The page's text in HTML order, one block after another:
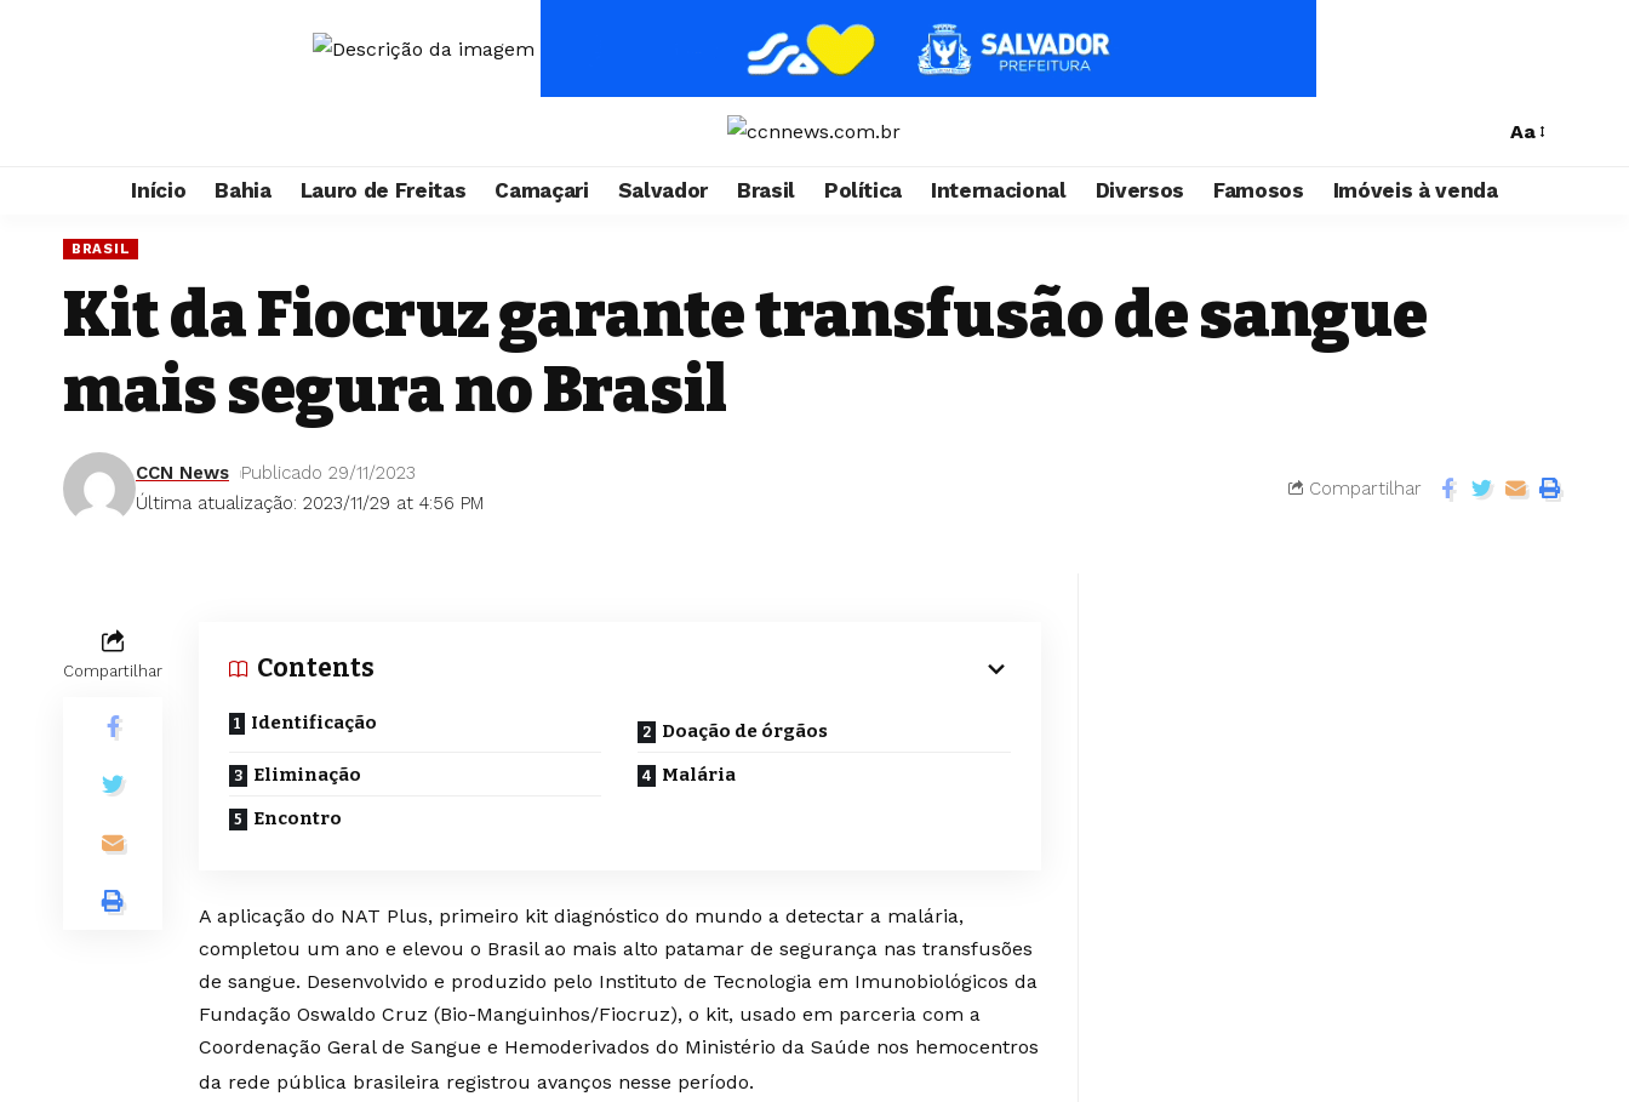
Aa
Início Bahia Lauro de Freitas Camaçari Salvador Brasil Política Internacional Diversos Famosos Imóveis à venda
BRASIL
Kit da Fiocruz garante transfusão de sangue
mais segura no Brasil
Última atualização: 2023/11/29 at 4:56 PM
CCN News Publicado 29/11/2023
Compartilhar
Compartilhar Contents
Identificação
Doação de órgãos
Eliminação
Malária
Encontro
A aplicação do NAT Plus, primeiro kit diagnóstico do mundo a detectar a malária,
completou um ano e elevou o Brasil ao mais alto patamar de segurança nas transfusões
de sangue. Desenvolvido e produzido pelo Instituto de Tecnologia em Imunobiológicos da
Fundação Oswaldo Cruz (Bio-Manguinhos/Fiocruz), o kit, usado em parceria com a
Coordenação Geral de Sangue e Hemoderivados do Ministério da Saúde nos hemocentros
da rede pública brasileira registrou avanços nesse período.